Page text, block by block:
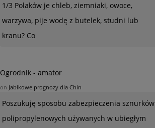
1/3 Polaków je chleb, ziemniaki, owoce,
warzywa, pije wodę z butelek, studni lub
kranu? Co
Ogrodnik - amator
on Jabłkowe prognozy dla Chin
Poszukuję sposobu zabezpieczenia sznurków
polipropylenowych używanych w ubiegłym